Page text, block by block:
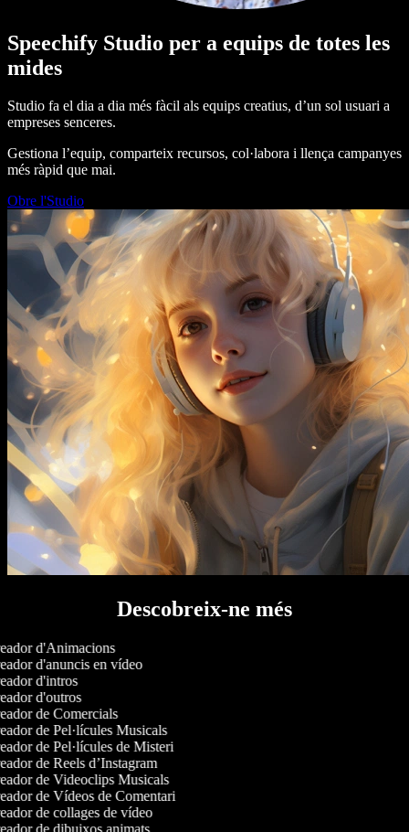
Speechify Studio per a equips de totes les
mides
Studio fa el dia a dia més fàcil als equips creatius, d’un sol usuari a
empreses senceres.
Gestiona l’equip, comparteix recursos, col·labora i llença campanyes
més ràpid que mai.
Obre l'Studio
Descobreix-ne més
d'Animacions
d'anuncis en vídeo
d'intros
d'outros
de Comercials
de Pel·lícules Musicals
de Pel·lícules de Misteri
de Reels d’Instagram
de Videoclips Musicals
de Vídeos de Comentari
de collages de vídeo